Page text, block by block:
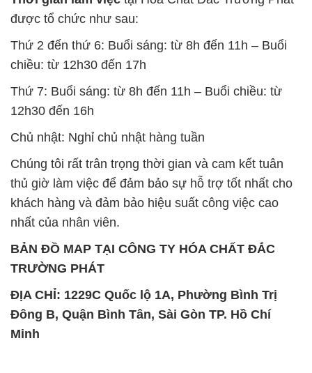
được tổ chức như sau:
Thứ 2 đến thứ 6: Buổi sáng: từ 8h đến 11h – Buổi
chiều: từ 12h30 đến 17h
Thứ 7: Buổi sáng: từ 8h đến 11h – Buổi chiều: từ
12h30 đến 16h
Chủ nhật: Nghỉ chủ nhật hàng tuần
Chúng tôi rất trân trọng thời gian và cam kết tuân
thủ giờ làm việc để đảm bảo sự hỗ trợ tốt nhất cho
khách hàng và đảm bảo hiệu suất công việc cao
nhất của nhân viên.
BẢN ĐỒ MAP TẠI CÔNG TY HÓA CHẤT ĐẮC
TRƯỜNG PHÁT
ĐỊA CHỈ: 1229C Quốc lộ 1A, Phường Bình Trị
Đông B, Quận Bình Tân, Sài Gòn TP. Hồ Chí
Minh